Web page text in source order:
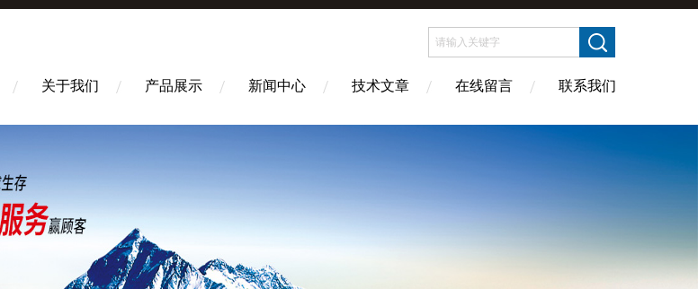
关于我们 产品展示 新闻中心 技术文章 在线留言 联系我们